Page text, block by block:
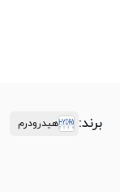
برند: هیدرودرم